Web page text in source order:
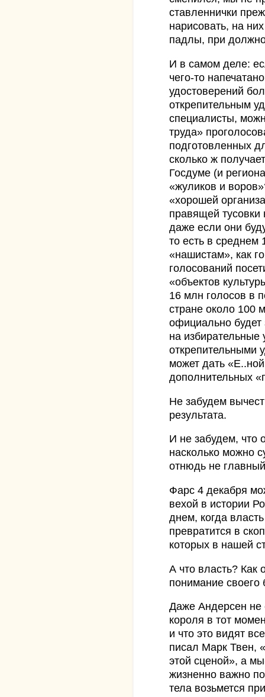
ставленнички
нарисовать, на
падлы, при
И в самом деле:
чего-то
удостоверений
открепительным
специалисты,
труда»
подготовленных
сколько ж
Госдуме (и
«жуликов и
«хорошей
правящей
даже если они
то есть в среднем
«нашистам», как
голосований
«объектов
16 млн голосов в
стране около 100
официально
на
открепительными
может дать
дополнительных
Не забудем
результата.
И не забудем, что
насколько можно
отнюдь не
Фарс 4 декабря
вехой в истории
днем, когда
превратится в
которых в нашей
А что власть? Как
понимание своего
Даже Андерсен не
короля в тот
и что это видят
писал Марк Твен,
этой сценой», а
жизненно важно
тела возьмется